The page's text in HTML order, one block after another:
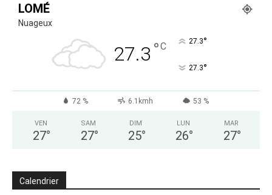
LOMÉ
Nuageux
27.3 °C 27.3°
27.3°
72 % 6.1kmh 53 %
VEN
27°
SAM
27°
DIM
25°
LUN
26°
MAR
27°
Calendrier